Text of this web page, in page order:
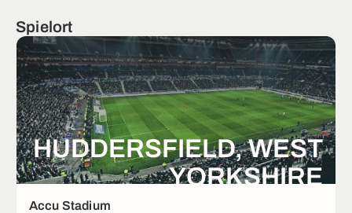
Spielort
HUDDERSFIELD, WEST
YORKSHIRE
Accu Stadium